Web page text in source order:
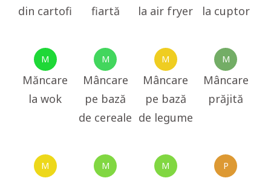
din cartofi
fiartă
la air fryer
la cuptor
M
Măncare
la wok
M
Mâncare
pe bază
de cereale
M
Mâncare
pe bază
de legume
M
Mâncare
prăjită
M M M P